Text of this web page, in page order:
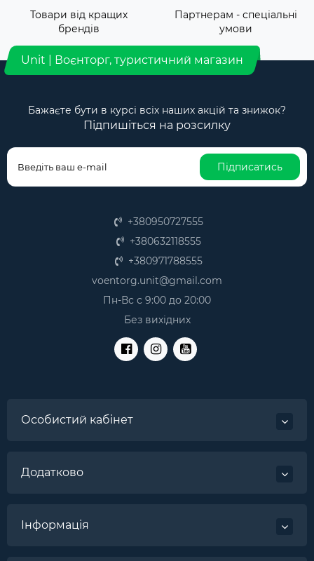
Товари від кращих
брендів
Партнерам - спеціальні
умови
Unit | Воєнторг, туристичний магазин
Бажаєте бути в курсі всіх наших акцій та знижок?
Підпишіться на розсилку
Підписатись
+380950727555
+380632118555
+380971788555
voentorg.unit@gmail.com
Пн-Вс с 9:00 до 20:00
Без вихідних
Особистий кабінет
Додатково
Інформація